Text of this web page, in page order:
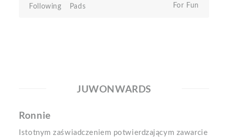
Following Pads
For Fun
JUWONWARDS
Ronnie
Istotnym zaświadczeniem potwierdzającym zawarcie